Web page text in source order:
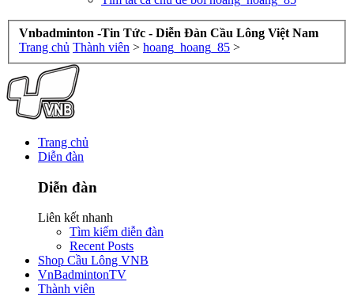
Vnbadminton -Tin Tức - Diễn Đàn Cầu Lông Việt Nam
Trang chủ Thành viên > hoang_hoang_85 >
Trang chủ
Diễn đàn
Diễn đàn
Liên kết nhanh
Tìm kiếm diễn đàn
Recent Posts
Shop Cầu Lông VNB
VnBadmintonTV
Thành viên